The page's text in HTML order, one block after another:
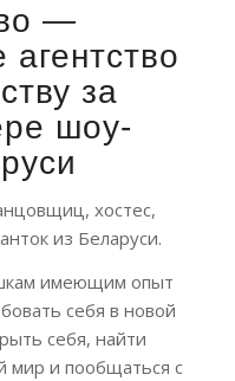
—
за
шоу-
хостес,
из Беларуси.
имеющим опыт
себя в новой
себя, найти
мир и пообщаться с